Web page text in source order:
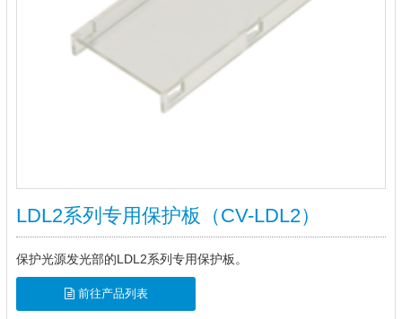
LDL2系列专用保护板（CV-LDL2）
保护光源发光部的LDL2系列专用保护板。
前往产品列表